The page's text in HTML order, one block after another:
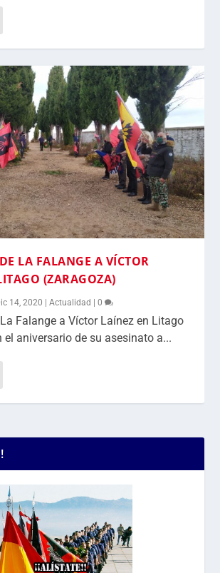
LA FALANGE A VÍCTOR
(ZARAGOZA)
14, 2020 |Actualidad |0
Falange a Víctor Laínez en Litago
el aniversario de su asesinato a...